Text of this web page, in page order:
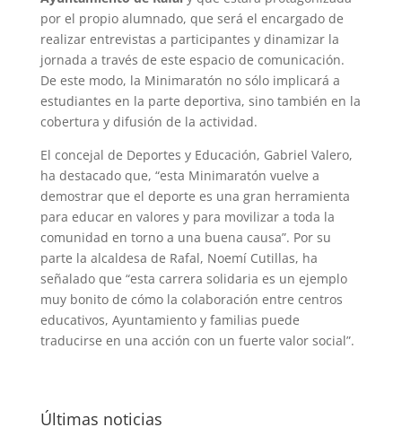
por el propio alumnado, que será el encargado de
realizar entrevistas a participantes y dinamizar la
jornada a través de este espacio de comunicación.
De este modo, la Minimaratón no sólo implicará a
estudiantes en la parte deportiva, sino también en la
cobertura y difusión de la actividad.
El concejal de Deportes y Educación, Gabriel Valero,
ha destacado que, “esta Minimaratón vuelve a
demostrar que el deporte es una gran herramienta
para educar en valores y para movilizar a toda la
comunidad en torno a una buena causa”. Por su
parte la alcaldesa de Rafal, Noemí Cutillas, ha
señalado que “esta carrera solidaria es un ejemplo
muy bonito de cómo la colaboración entre centros
educativos, Ayuntamiento y familias puede
traducirse en una acción con un fuerte valor social”.
Últimas noticias